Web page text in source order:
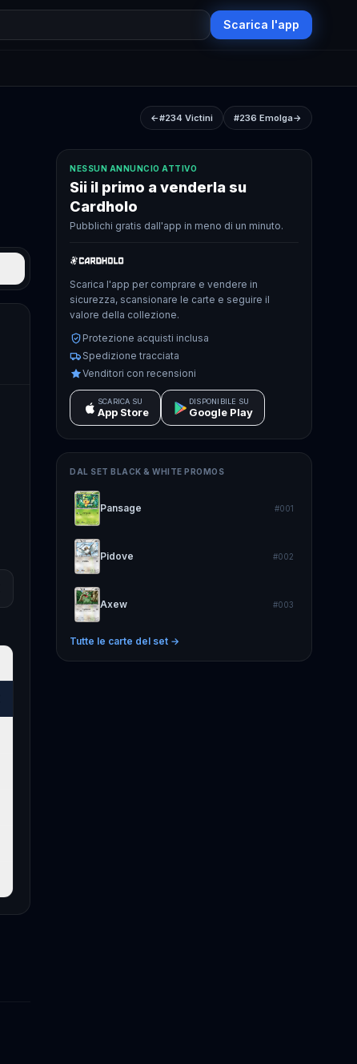
Scarica l'app
←#234 Victini #236 Emolga→
NESSUN ANNUNCIO ATTIVO
Sii il primo a venderla su
Cardholo
Pubblichi gratis dall'app in meno di un minuto.
Scarica l'app per comprare e vendere in
sicurezza, scansionare le carte e seguire il
valore della collezione.
Protezione acquisti inclusa
Spedizione tracciata
Venditori con recensioni
SCARICA SU
App Store
DISPONIBILE SU
Google Play
DAL SET BLACK & WHITE PROMOS
Pansage #001
Pidove #002
Axew #003
Tutte le carte del set →